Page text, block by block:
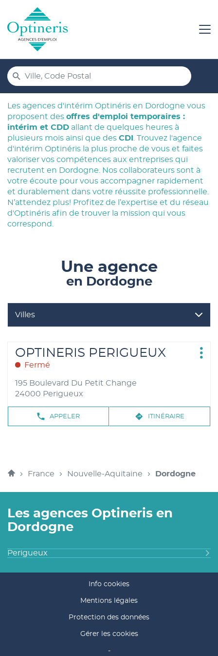
Formulaire
de
recherche
Ville,
Code
Postal
UN
VENTE
OPTINERIS
Les agences d'intérim Optinéris en Dordogne vous
proposent des offres d'emploi temporaires :
intérim et CDD allant de quelques heures à
plusieurs mois ainsi que des CDI
. Trouvez l'agence
d'intérim Optinéris la plus proche de vous et faites
valoriser vos compétences aux entreprises qui
recrutent en Dordogne. Nos collaborateurs sont à
votre écoute pour vous accompagner rapidement
et durablement dans votre réussite professionnelle.
N’attendez plus! Profitez de l’expertise et du réseau
d'Optinéris afin de trouver la mission qui vous
correspond.
Une agence
en Dordogne
Villes
Retour à Nouvelle-Aquitaine
OPTINERIS
PERIGUEUX
PERIGUEUX
OPTINERIS PERIGUEUX
Fermé
195 Boulevard Du Petit Change
24000 Perigueux
APPELERNUMÉRO
ITINÉRAIREJUSQU'AU
Plus
AccueilFrance Nouvelle-Aquitaine Dordogne
Les agences Optineris en
Dordogne
Perigueux
Info cookies
Mentions légales
Protection des données
Gérer les cookies
-